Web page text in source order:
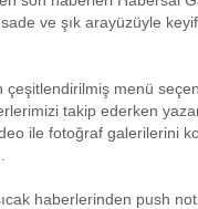
sade ve şık arayüzüyle
çeşitlendirilmiş menü
takip ederken
ile fotoğraf galerilerini
haberlerinden push